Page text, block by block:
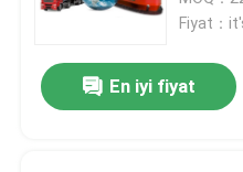
Fiyat：
En iyi fiyat